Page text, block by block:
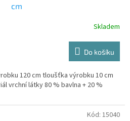
cm
Skladem
Do košíku
120 cm tloušťka výrobku 10 cm
vrchní látky 80 % bavlna + 20 %
Kód: 15040